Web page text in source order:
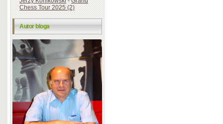
Chess Tour 2025 (2)
Autor bloga